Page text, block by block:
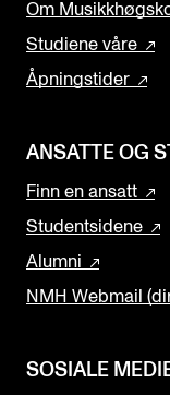
Om
Studiene våre
Åpningstider
ANSATTE OG
Finn en ansatt
Studentsidene
Alumni
NMH Webmail
SOSIALE